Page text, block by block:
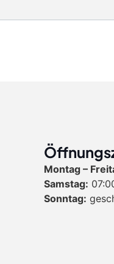
Montag –
Samstag:
Sonntag: